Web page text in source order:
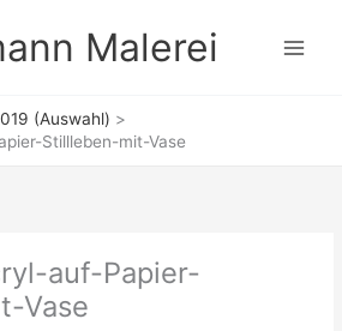
Malerei
(Auswahl)
Stillleben-mit-Vase
auf-Papier-
Vase